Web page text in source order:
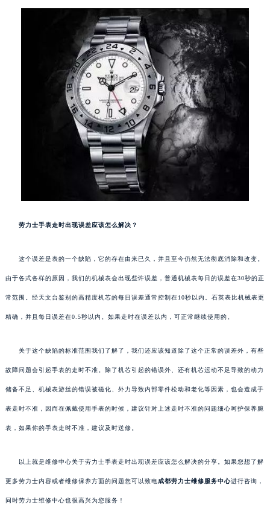
劳力士手表走时出现误差应该怎么解决？
这个误差是表的一个缺陷，它的存在由来已久，并且至今仍然无法彻底消除和改变。
由于各式各样的原因，我们的机械表会出现些许误差，普通机械表每日的误差在30秒的正
常范围。经天文台鉴别的高精度机芯的每日误差通常控制在10秒以内。石英表比机械表更
精确，并且每日误差在0.5秒以内。如果走时在误差以内，可正常继续使用的。
关于这个缺陷的标准范围我们了解了，我们还应该知道除了这个正常的误差外，有些
故障问题会引起手表的走时不准。除了机芯引起的错误外、还有机芯运动不足导致的动力
储备不足、机械表游丝的错误被磁化、外力导致内部零件松动和老化等因素，也会造成手
表走时不准，因而在佩戴使用手表的时候，建议针对上述走时不准的问题细心呵护保养腕
表，如果你的手表走时不准，建议及时送修。
以上就是维修中心关于劳力士手表走时出现误差应该怎么解决的分享。如果您想了解
更多劳力士内容或者维修保养方面的问题您可以致电成都劳力士维修服务中心进行咨询，
同时劳力士维修中心也很高兴为您服务！